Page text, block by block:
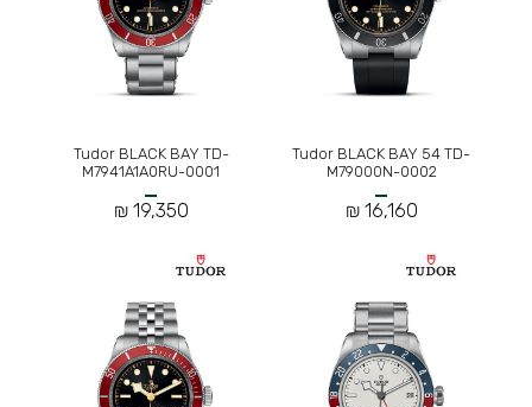
Tudor BLACK BAY 54 TD-
M79000N-0002
16,160 ₪
Tudor BLACK BAY TD-
M7941A1A0RU-0001
19,350 ₪